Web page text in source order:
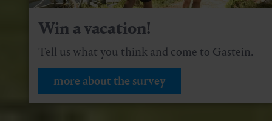
Win a vacation!
Tell us what you think and come to Gastein.
more about the survey